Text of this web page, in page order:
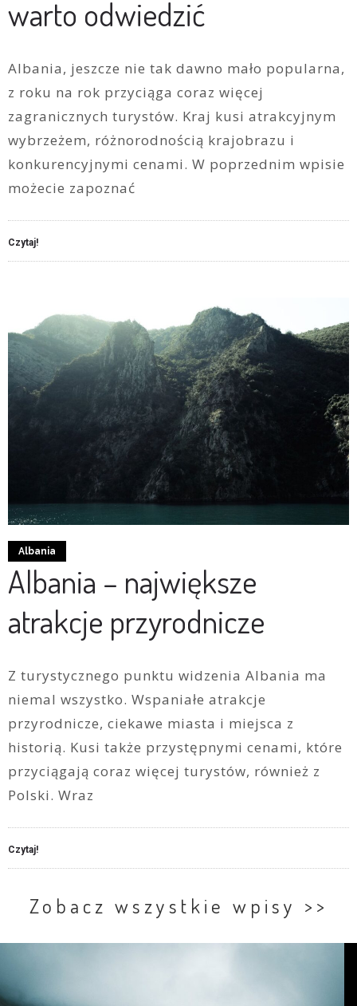
warto odwiedzić
Albania, jeszcze nie tak dawno mało popularna,
z roku na rok przyciąga coraz więcej
zagranicznych turystów. Kraj kusi atrakcyjnym
wybrzeżem, różnorodnością krajobrazu i
konkurencyjnymi cenami. W poprzednim wpisie
możecie zapoznać
Czytaj!
Albania
Albania – największe
atrakcje przyrodnicze
Z turystycznego punktu widzenia Albania ma
niemal wszystko. Wspaniałe atrakcje
przyrodnicze, ciekawe miasta i miejsca z
historią. Kusi także przystępnymi cenami, które
przyciągają coraz więcej turystów, również z
Polski. Wraz
Czytaj!
Zobacz wszystkie wpisy >>